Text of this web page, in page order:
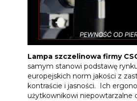
Lampa szczelinowa firmy
samym stanowi podstawę
europejskich norm jakości z
kontraście i jasności. Ich
użytkownikowi niepowtarzalne